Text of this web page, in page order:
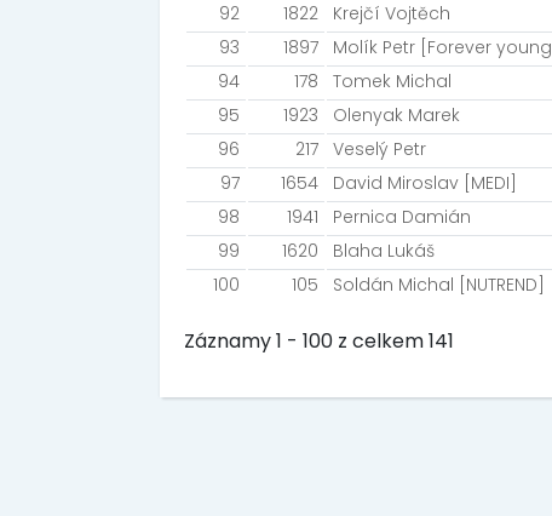
92
1822 Krejčí Vojtěch
93
1897 Molík Petr [Forever young]
94
178 Tomek Michal
95
1923 Olenyak Marek
96
217 Veselý Petr
97
1654 David Miroslav [MEDI]
98
1941 Pernica Damián
99
1620 Blaha Lukáš
100
105 Soldán Michal [NUTREND]
Záznamy 1 - 100 z celkem 141